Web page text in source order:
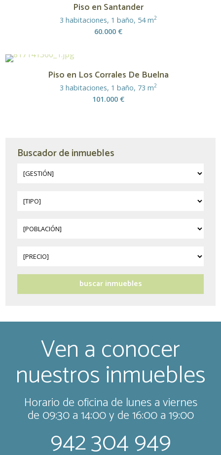
Piso en Santander
3 habitaciones, 1 baño, 54 m2
60.000 €
Piso en Los Corrales De Buelna
3 habitaciones, 1 baño, 73 m2
101.000 €
Buscador de inmuebles
Ven a conocer
nuestros inmuebles
Horario de oficina de lunes a viernes
de 09:30 a 14:00 y de 16:00 a 19:00
942 304 949